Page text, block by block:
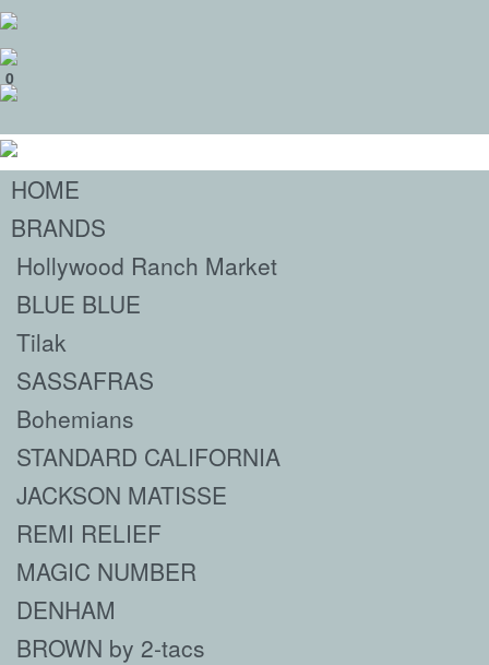
0
HOME
BRANDS
Hollywood Ranch Market
BLUE BLUE
Tilak
SASSAFRAS
Bohemians
STANDARD CALIFORNIA
JACKSON MATISSE
REMI RELIEF
MAGIC NUMBER
DENHAM
BROWN by 2-tacs